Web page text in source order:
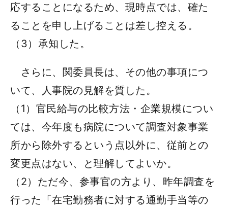
応することになるため、現時点では、確た
ることを申し上げることは差し控える。
（3）承知した。
さらに、関委員長は、その他の事項につ
いて、人事院の見解を質した。
（1）官民給与の比較方法・企業規模につい
ては、今年度も病院について調査対象事業
所から除外するという点以外に、従前との
変更点はない、と理解してよいか。
（2）ただ今、参事官の方より、昨年調査を
行った「在宅勤務者に対する通勤手当等の